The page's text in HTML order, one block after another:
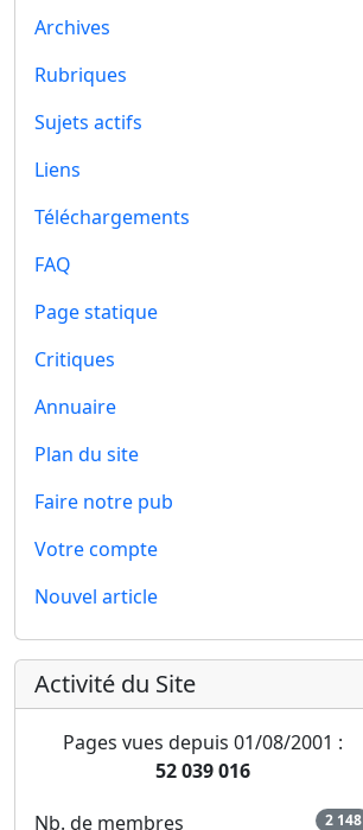
Archives
Rubriques
Sujets actifs
Liens
Téléchargements
FAQ
Page statique
Critiques
Annuaire
Plan du site
Faire notre pub
Votre compte
Nouvel article
Activité du Site
Pages vues depuis 01/08/2001 :
52 039 016
Nb. de membres
2 148